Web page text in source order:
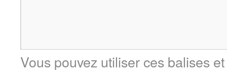
Vous pouvez utiliser ces balises